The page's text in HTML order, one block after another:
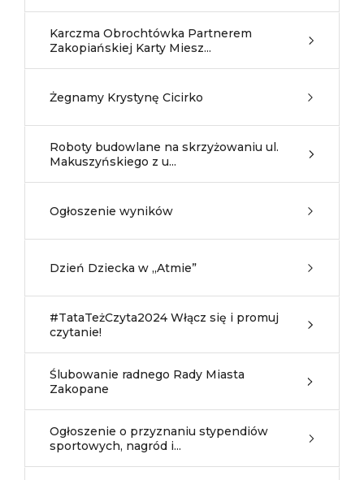
Karczma Obrochtówka Partnerem
Zakopiańskiej Karty Miesz...
Żegnamy Krystynę Cicirko
Roboty budowlane na skrzyżowaniu ul.
Makuszyńskiego z u...
Ogłoszenie wyników
Dzień Dziecka w „Atmie”
#TataTeżCzyta2024 Włącz się i promuj
czytanie!
Ślubowanie radnego Rady Miasta
Zakopane
Ogłoszenie o przyznaniu stypendiów
sportowych, nagród i...